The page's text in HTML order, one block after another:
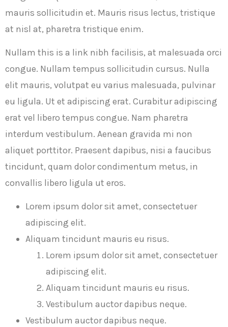
mauris sollicitudin et. Mauris risus lectus, tristique
at nisl at, pharetra tristique enim.
Nullam this is a link nibh facilisis, at malesuada orci
congue. Nullam tempus sollicitudin cursus. Nulla
elit mauris, volutpat eu varius malesuada, pulvinar
eu ligula. Ut et adipiscing erat. Curabitur adipiscing
erat vel libero tempus congue. Nam pharetra
interdum vestibulum. Aenean gravida mi non
aliquet porttitor. Praesent dapibus, nisi a faucibus
tincidunt, quam dolor condimentum metus, in
convallis libero ligula ut eros.
Lorem ipsum dolor sit amet, consectetuer
adipiscing elit.
Aliquam tincidunt mauris eu risus.
Lorem ipsum dolor sit amet, consectetuer
adipiscing elit.
Aliquam tincidunt mauris eu risus.
Vestibulum auctor dapibus neque.
Vestibulum auctor dapibus neque.